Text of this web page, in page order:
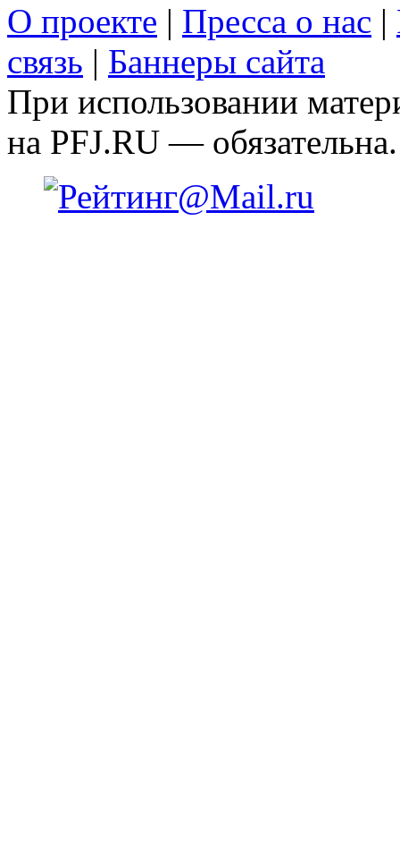
О проекте | Пресса о нас |
связь | Баннеры сайта
При использовании
на PFJ.RU — обязательна.